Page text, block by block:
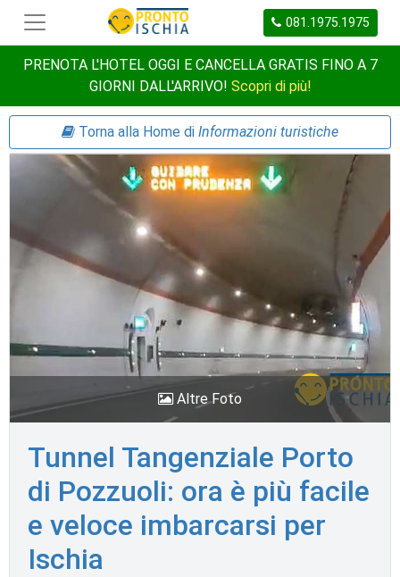
081.1975.1975
PRENOTA L'HOTEL OGGI E CANCELLA GRATIS FINO A 7
GIORNI DALL'ARRIVO! Scopri di più!
Torna alla Home di Informazioni turistiche
Altre Foto
Tunnel Tangenziale Porto
di Pozzuoli: ora è più facile
e veloce imbarcarsi per
Ischia